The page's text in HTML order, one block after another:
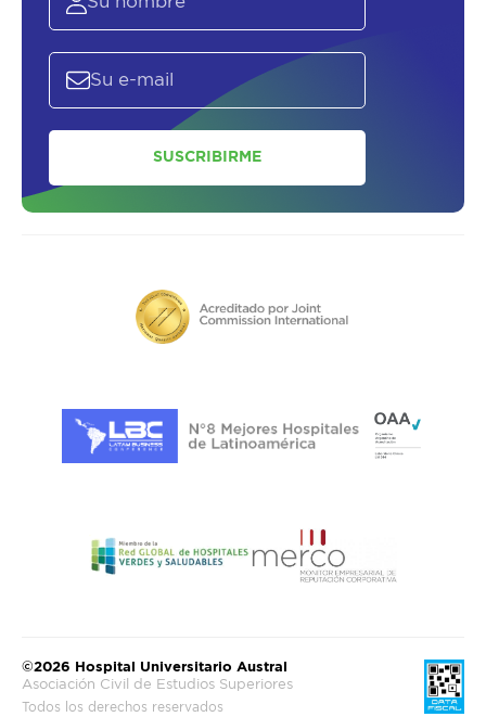
SUSCRIBIRME
©2026 Hospital Universitario Austral
Asociación Civil de Estudios Superiores
Todos los derechos reservados